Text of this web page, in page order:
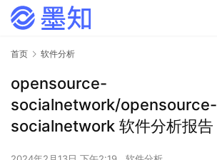
首页 软件分析
opensource-
socialnetwork/opensource-
socialnetwork 软件分析报告